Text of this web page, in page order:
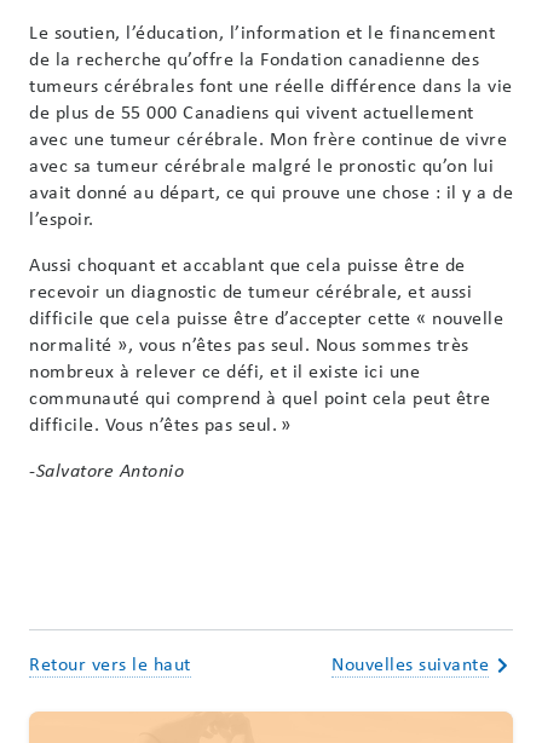
Le soutien, l’éducation, l’information et le financement
de la recherche qu’offre la Fondation canadienne des
tumeurs cérébrales font une réelle différence dans la vie
de plus de 55 000 Canadiens qui vivent actuellement
avec une tumeur cérébrale. Mon frère continue de vivre
avec sa tumeur cérébrale malgré le pronostic qu’on lui
avait donné au départ, ce qui prouve une chose : il y a de
l’espoir.
Aussi choquant et accablant que cela puisse être de
recevoir un diagnostic de tumeur cérébrale, et aussi
difficile que cela puisse être d’accepter cette « nouvelle
normalité », vous n’êtes pas seul. Nous sommes très
nombreux à relever ce défi, et il existe ici une
communauté qui comprend à quel point cela peut être
difficile. Vous n’êtes pas seul. »
-Salvatore Antonio
Retour vers le haut Nouvelles suivante